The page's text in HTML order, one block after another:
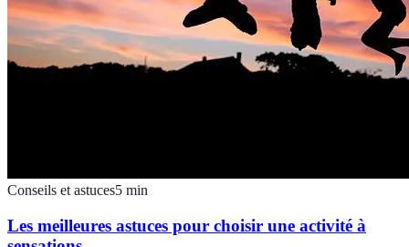
Conseils et astuces5 min
Les meilleures astuces pour choisir une activité à